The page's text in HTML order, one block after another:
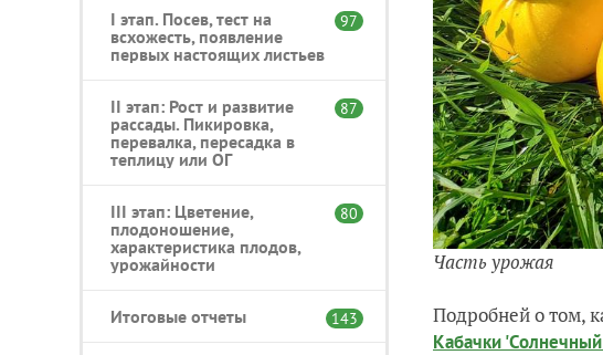
I этап. Посев, тест на
всхожесть, появление
первых настоящих листьев
97
II этап: Рост и развитие
рассады. Пикировка,
перевалка, пересадка в
теплицу или ОГ
87
III этап: Цветение,
плодоношение,
характеристика плодов,
урожайности
80
Итоговые отчеты 143
Часть урожая
Подробней о том,
Кабачки